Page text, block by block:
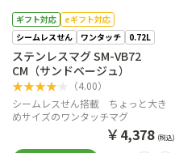
ギフト対応
eギフト対応
シームレスせん
ワンタッチ 0.72L
ステンレスマグ SM-VB72
CM（サンドベージュ）
★★★★ （4.00）
シームレスせん搭載 ちょっと大き
めサイズのワンタッチマグ
￥4,378 (税込)